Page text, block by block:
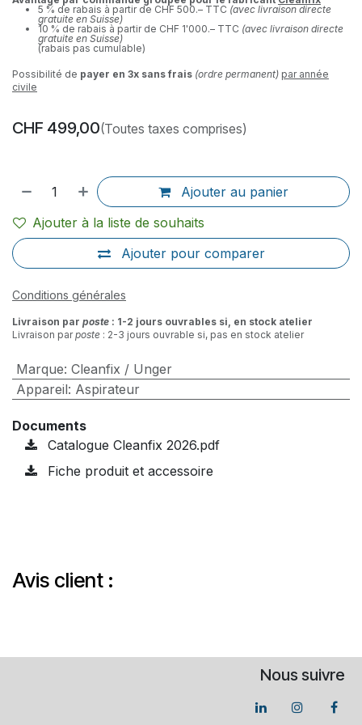
5 % de rabais à partir de CHF 500.– TTC (avec livraison directe
gratuite en Suisse)
10 % de rabais à partir de CHF 1'000.– TTC (avec livraison directe
gratuite en Suisse)
(rabais pas cumulable)
Possibilité de payer en 3x sans frais (ordre permanent) par année
civile
CHF 499,00(Toutes taxes comprises)
Ajouter au panier
Ajouter pour comparer
Ajouter à la liste de souhaits
Conditions générales
Livraison par poste : 1-2 jours ouvrables si, en stock atelier
Livraison parposte : 2-3 jours ouvrable si, pas en stock atelier
Marque: Cleanfix / Unger
Appareil: Aspirateur
Documents
Catalogue Cleanfix 2026.pdf
Fiche produit et accessoire
Avis client :
Nous suivre